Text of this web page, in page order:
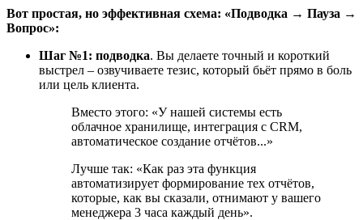
Вот простая, но эффективная схема: «Подводка → Пауза →
Вопрос»:
Шаг №1: подводка. Вы делаете точный и короткий
выстрел – озвучиваете тезис, который бьёт прямо в боль
или цель клиента.
Вместо этого: «У нашей системы есть
облачное хранилище, интеграция с CRM,
автоматическое создание отчётов...»
Лучше так: «Как раз эта функция
автоматизирует формирование тех отчётов,
которые, как вы сказали, отнимают у вашего
менеджера 3 часа каждый день».